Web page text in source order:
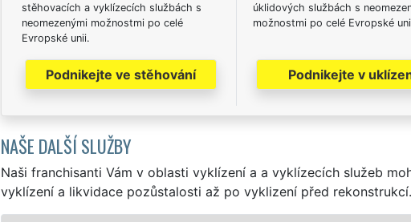
stěhovacích a vyklízecích službách s
neomezenými možnostmi po celé
Evropské unii.
Podnikejte ve stěhování
úklidových službách s
možnostmi po celé Evropské
Podnikejte v
NAŠE DALŠÍ SLUŽBY
Naši franchisanti Vám v oblasti vyklízení a a vyklízecích služeb
vyklízení a likvidace pozůstalosti až po vyklizení před rekonstrukcí.